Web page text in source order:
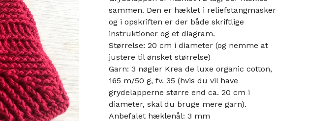
sammen. Den er hæklet i reliefstangmasker
og i opskriften er der både skriftlige
instruktioner og et diagram.
Størrelse: 20 cm i diameter (og nemme at
justere til ønsket størrelse)
Garn: 3 nøgler Krea de luxe organic cotton,
165 m/50 g, fv. 35 (hvis du vil have
grydelapperne større end ca. 20 cm i
diameter, skal du bruge mere garn).
Anbefalet hæklenål: 3 mm